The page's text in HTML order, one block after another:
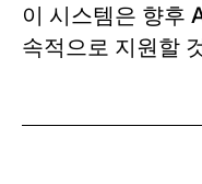
이 시스템은 향후
속적으로 지원할